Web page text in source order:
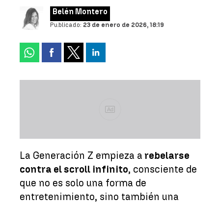
Belén Montero
Publicado: 23 de enero de 2026, 18:19
Ad
La Generación Z empieza a rebelarse
contra el scroll infinito, consciente de
que no es solo una forma de
entretenimiento, sino también una